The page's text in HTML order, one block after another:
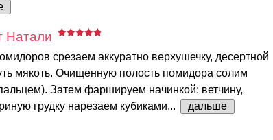
Натали
срезаем аккуратно верхушечку, десертной
мякоть. Очищенную полость помидора солим
Затем фаршируем начинкой: ветчину,
грудку нарезаем кубиками...
дальше